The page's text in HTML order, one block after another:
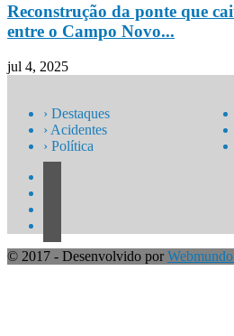
Reconstrução da ponte que
entre o Campo Novo...
jul 4, 2025
› Destaques
› Acidentes
› Política
© 2017 - Desenvolvido por